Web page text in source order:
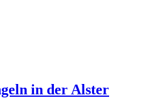
in der Alster